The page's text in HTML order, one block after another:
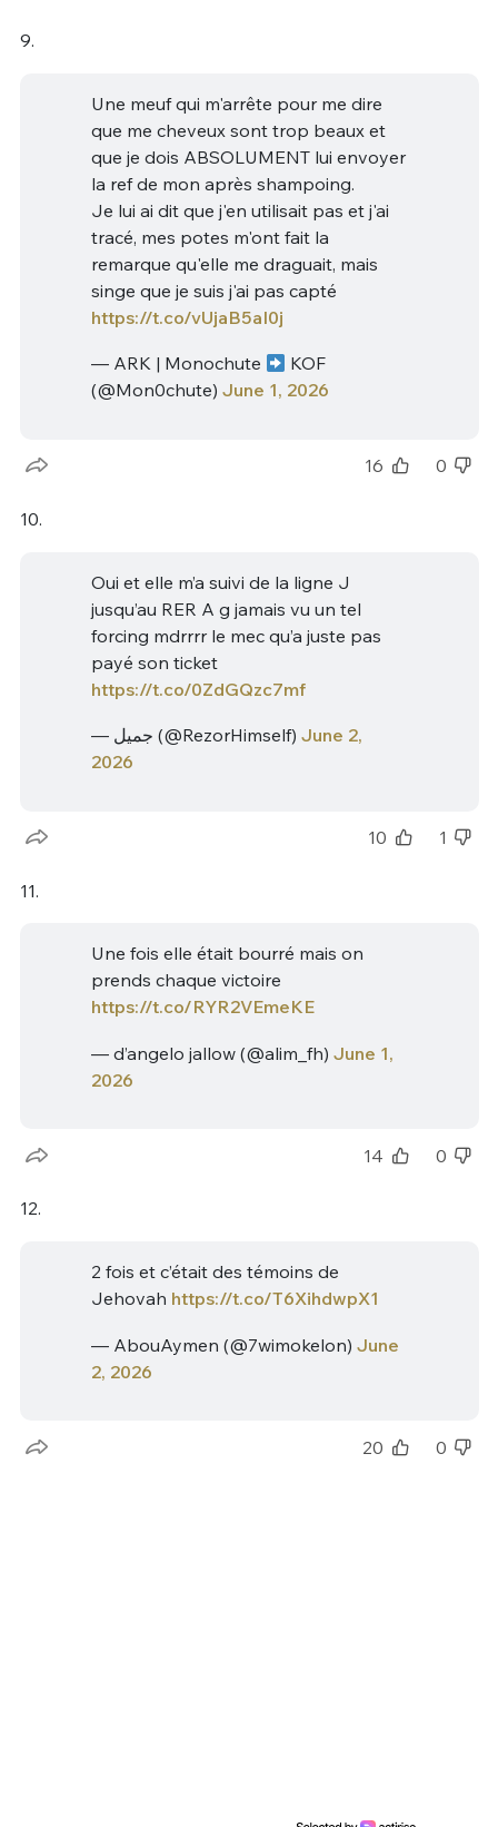
9.
Une meuf qui m'arrête pour me dire
que me cheveux sont trop beaux et
que je dois ABSOLUMENT lui envoyer
la ref de mon après shampoing.
Je lui ai dit que j'en utilisait pas et j'ai
tracé, mes potes m'ont fait la
remarque qu'elle me draguait, mais
singe que je suis j'ai pas capté
https://t.co/vUjaB5aI0j
— ARK | Monochute
KOF
(@Mon0chute) June 1, 2026
16 0
10.
Oui et elle m’a suivi de la ligne J
jusqu’au RER A g jamais vu un tel
forcing mdrrrr le mec qu’a juste pas
payé son ticket
https://t.co/0ZdGQzc7mf
— جميل (@RezorHimself) June 2,
2026
10 1
11.
Une fois elle était bourré mais on
prends chaque victoire
https://t.co/RYR2VEmeKE
— d’angelo jallow (@alim_fh) June 1,
2026
14 0
12.
2 fois et c’était des témoins de
Jehovah https://t.co/T6XihdwpX1
— AbouAymen (@7wimokelon) June
2, 2026
20 0